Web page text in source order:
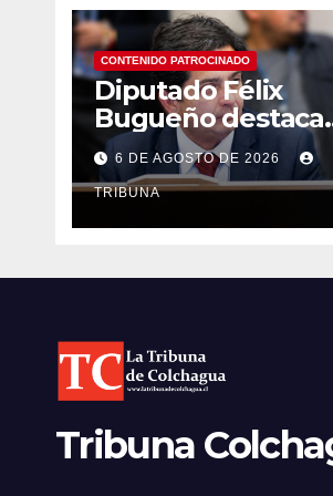
CONTENIDO PATROCINADO
Diputado Félix
Bugueño destaca
avance de proyecto
para fortalecer la
detección
del cáncer de
6 DE AGOSTO DE 2026
TRIBUNA
Tribuna